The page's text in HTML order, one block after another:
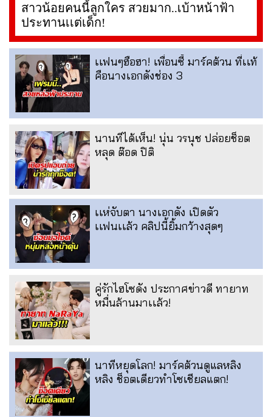
สาวน้อยคนนี้ลูกใคร สวยมาก..เบ้าหน้าฟ้า
ประทานเเต่เด็ก!
เเฟนๆฮือฮา! เพื่อนซี้ มาร์คต้วน ที่เเท้
คือนางเอกดังช่อง 3
นานทีได้เห็น! นุ่น วรนุช ปล่อยช็อต
หลุด ต๊อด ปิติ
เเห่จับตา นางเอกดัง เปิดตัว
เเฟนเเล้ว คลิปนี้ยิ้มกว้างสุดๆ
คู่รักไฮโซดัง ประกาศข่าวดี ทายาท
หมื่นล้านมาเเล้ว!
นาทีหยุดโลก! มาร์คต้วนดูแลหลิง
หลิง ช็อตเดียวทำโซเชียลแตก!